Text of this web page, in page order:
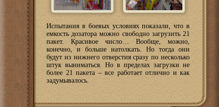
Испытания в боевых условиях показали, что в
емкость дозатора можно свободно загрузить 21
пакет. Красивое число… Вообще, можно,
конечно, и больше натолкать. Но тогда они
будут из нижнего отверстия сразу по несколько
штук выниматься. Но в пределах загрузки не
более 21 пакета – все работает отлично и как
задумывалось.